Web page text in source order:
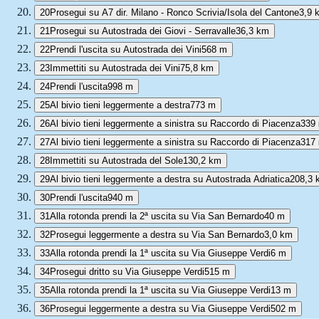
20Prosegui su A7 dir. Milano - Ronco Scrivia/Isola del Cantone3,9
21 Prosegui su Autostrada dei Giovi - Serravalle36,3 km
22Prendi l'uscita su Autostrada dei Vini568 m
23Immettiti su Autostrada dei Vini75,8 km
24Prendi l'uscita998 m
25Al bivio tieni leggermente a destra773 m
26Al bivio tieni leggermente a sinistra su Raccordo di Piacenza339
27Al bivio tieni leggermente a sinistra su Raccordo di Piacenza317
28Immettiti su Autostrada del Sole130,2 km
29Al bivio tieni leggermente a destra su Autostrada Adriatica208,3
30Prendi l'uscita940 m
31Alla rotonda prendi la 2ª uscita su Via San Bernardo40 m
32Prosegui leggermente a destra su Via San Bernardo3,0 km
33Alla rotonda prendi la 1ª uscita su Via Giuseppe Verdi6 m
34Prosegui dritto su Via Giuseppe Verdi515 m
35Alla rotonda prendi la 1ª uscita su Via Giuseppe Verdi13 m
36Prosegui leggermente a destra su Via Giuseppe Verdi502 m